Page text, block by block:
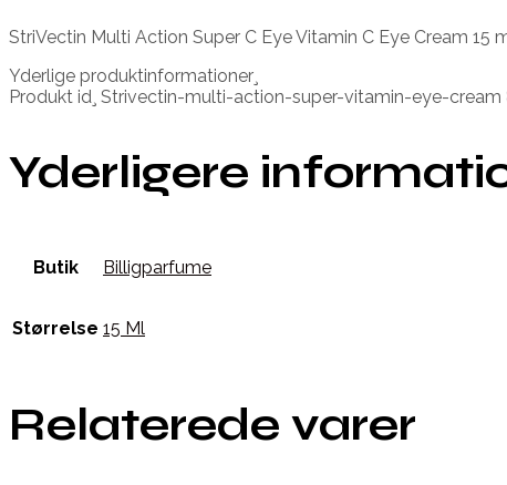
StriVectin Multi Action Super C Eye Vitamin C Eye Cream 15
Yderlige produktinformationer¸
Produkt id¸ Strivectin-multi-action-super-vitamin-eye-
Yderligere
Butik Billigparfume
Størrelse 15 Ml
Relaterede varer